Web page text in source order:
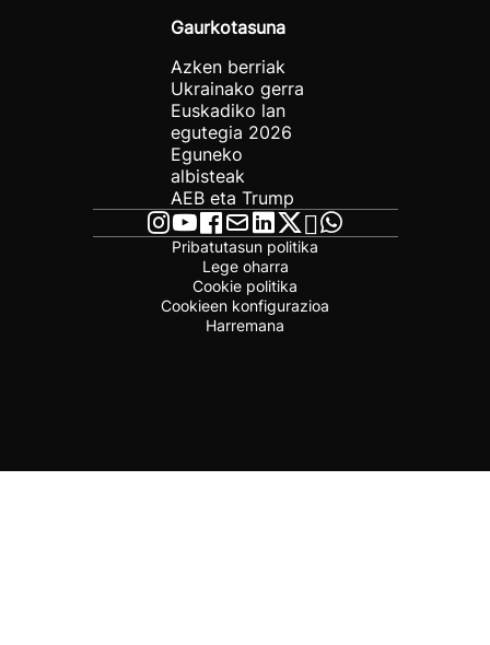
Gaurkotasuna
Azken berriak
Ukrainako gerra
Euskadiko lan
egutegia 2026
Eguneko
albisteak
AEB eta Trump
Pribatutasun politika
Lege oharra
Cookie politika
Cookieen konfigurazioa
Harremana